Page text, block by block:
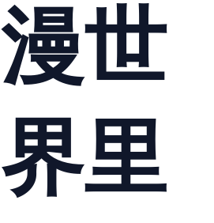
漫世
界里